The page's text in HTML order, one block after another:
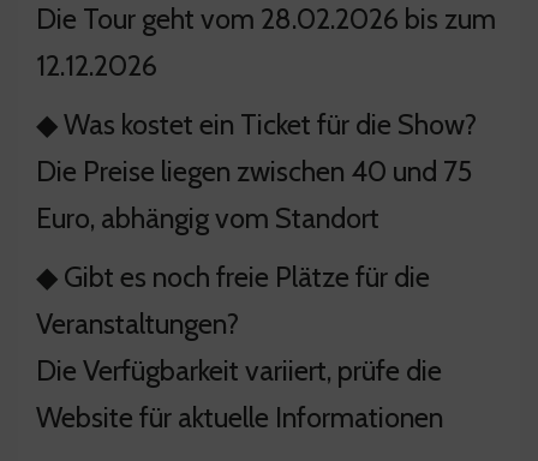
Die Tour geht vom 28.02.2026 bis zum
12.12.2026
◆ Was kostet ein Ticket für die Show?
Die Preise liegen zwischen 40 und 75
Euro, abhängig vom Standort
◆ Gibt es noch freie Plätze für die
Veranstaltungen?
Die Verfügbarkeit variiert, prüfe die
Website für aktuelle Informationen